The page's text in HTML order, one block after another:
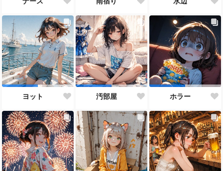
ヨット 汚部屋 ホラー